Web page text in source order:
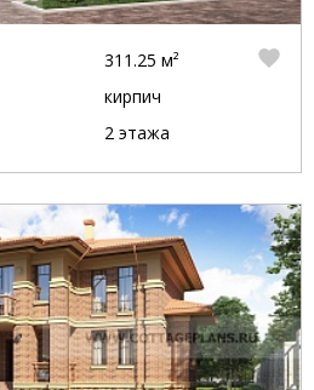
311.25 м²
кирпич
2 этажа